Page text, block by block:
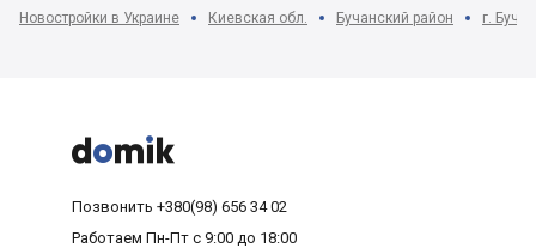
Новостройки в Украине Киевская обл. Бучанский район г. Буча



Позвонить +380(98) 656 34 02
Работаем Пн-Пт с 9:00 до 18:00